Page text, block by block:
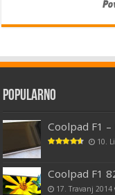
Popularno
Coolpad F1
10.
Coolpad F1
17. Travanj 2014